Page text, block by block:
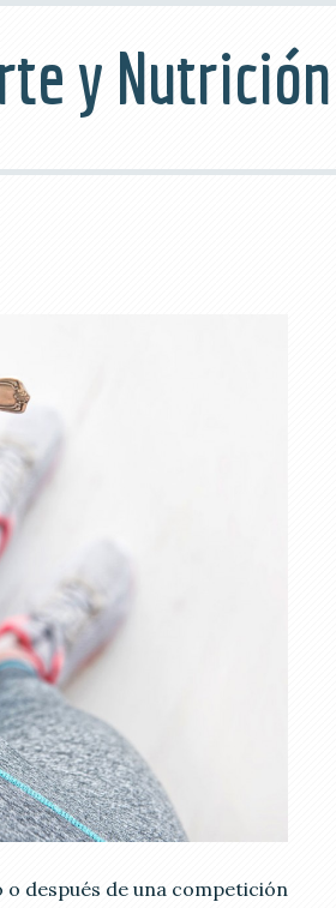
y Nutrición
después de una competición